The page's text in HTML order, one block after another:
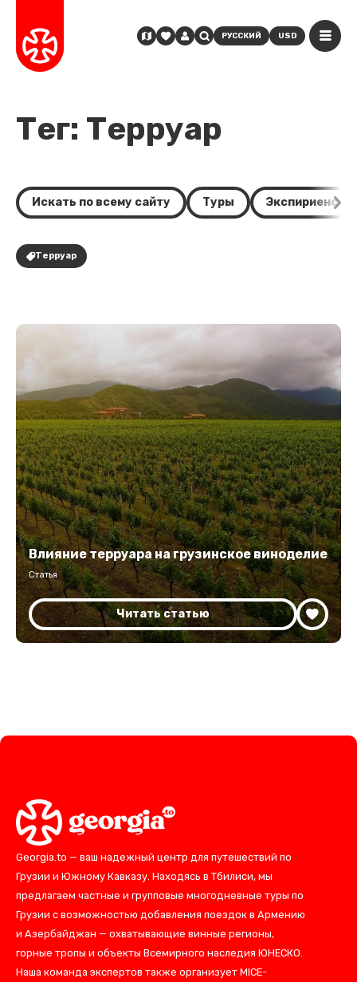
РУССКИЙ USD
Тег: Терруар
Искать по всему сайту Туры Экспириенсы
Терруар
Влияние терруара на грузинское виноделие
Статья
Читать статью
Georgia.to — ваш надежный центр для путешествий по
Грузии и Южному Кавказу. Находясь в Тбилиси, мы
предлагаем частные и групповые многодневные туры по
Грузии с возможностью добавления поездок в Армению
и Азербайджан — охватывающие винные регионы,
горные тропы и объекты Всемирного наследия ЮНЕСКО.
Наша команда экспертов также организует MICE-